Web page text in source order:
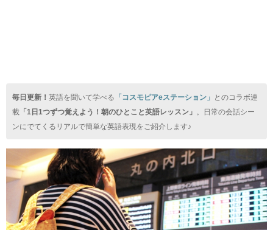
毎日更新！ 英語を聞いて学べる 「コスモピアeステーション」 とのコラボ連
載 「1日1つずつ覚えよう！朝のひとこと英語レッスン」 。日常の会話シー
ンにでてくるリアルで簡単な英語表現をご紹介します♪